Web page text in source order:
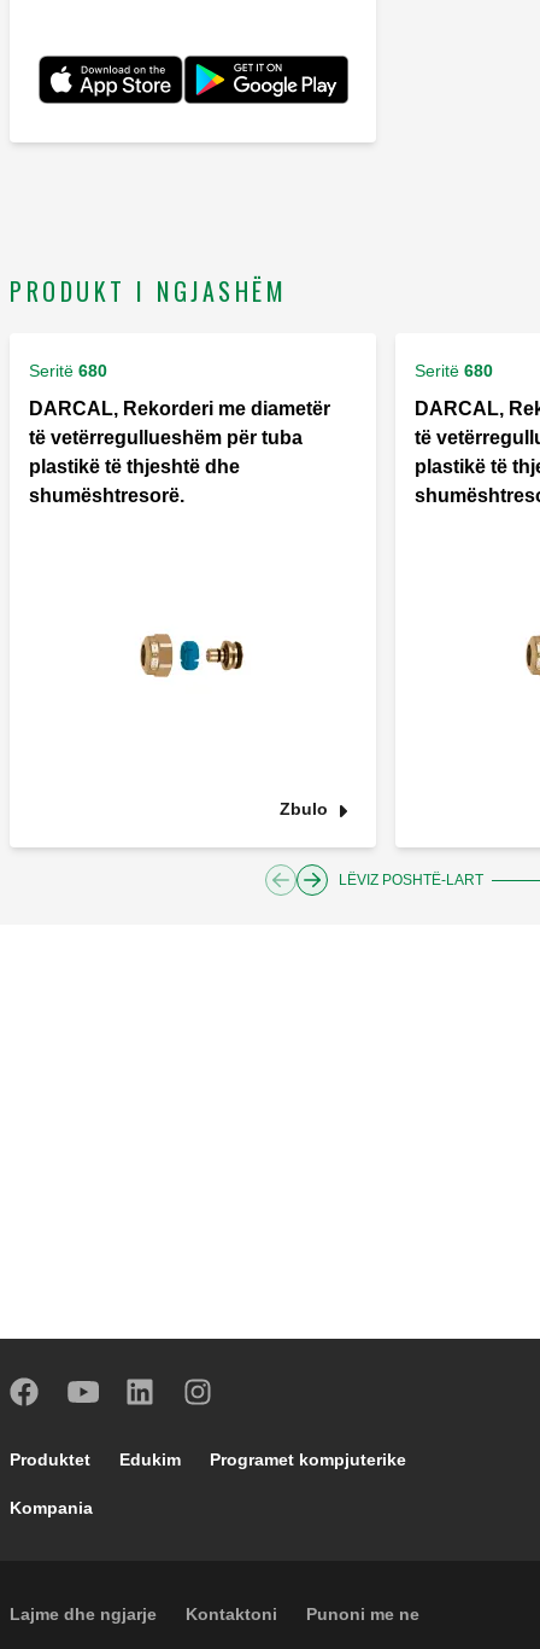
PRODUKT I NGJASHËM
Seritë 680
DARCAL, Rekorderi me diametër
të vetërregullueshëm për tuba
plastikë të thjeshtë dhe
shumështresorë.
Zbulo
Seritë 680
DARCAL,
të
plastikë të
LËVIZ POSHTË-LART
Footer main navigation
Produktet Edukim Programet kompjuterike
Kompania
Footer secondary navigation
Lajme dhe ngjarje Kontaktoni Punoni me ne